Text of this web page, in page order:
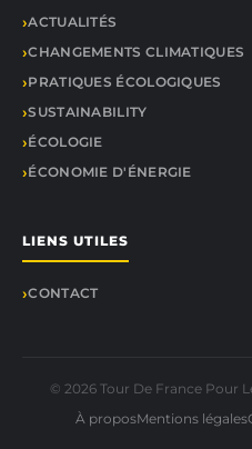
ACTUALITÉS
CHANGEMENTS CLIMATIQUES
PRATIQUES ÉCOLOGIQUES
SUSTAINABILITY
ÉCOLOGIE
ÉCONOMIE D'ÉNERGIE
LIENS UTILES
CONTACT
© 2026 Tour De France Pour
À proposMentions légales